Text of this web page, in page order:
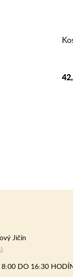
Jičín
8:00 DO 16:30